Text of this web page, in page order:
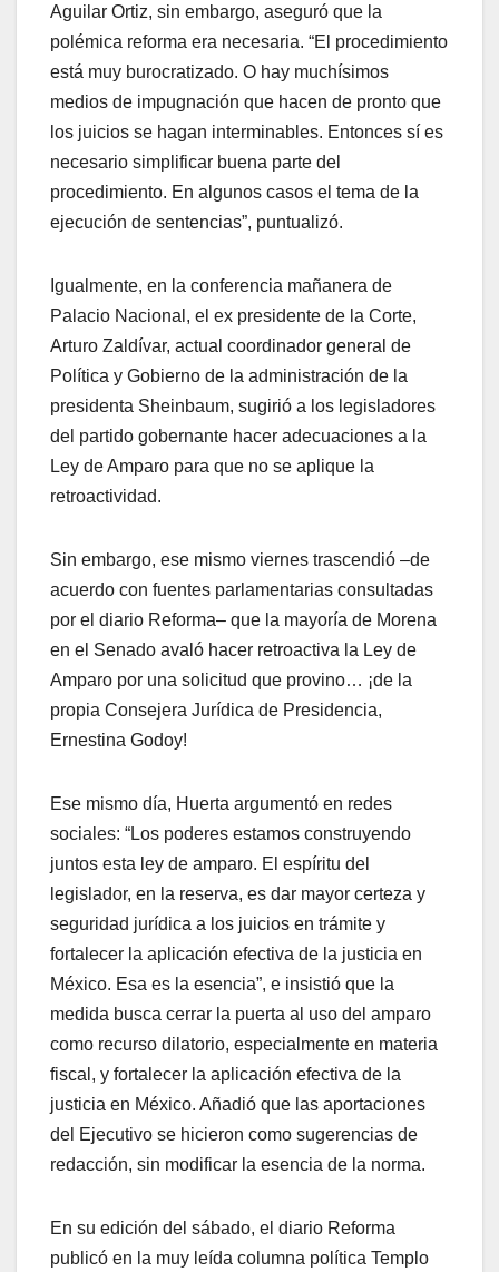
Aguilar Ortiz, sin embargo, aseguró que la
polémica reforma era necesaria. “El procedimiento
está muy burocratizado. O hay muchísimos
medios de impugnación que hacen de pronto que
los juicios se hagan interminables. Entonces sí es
necesario simplificar buena parte del
procedimiento. En algunos casos el tema de la
ejecución de sentencias”, puntualizó.
Igualmente, en la conferencia mañanera de
Palacio Nacional, el ex presidente de la Corte,
Arturo Zaldívar, actual coordinador general de
Política y Gobierno de la administración de la
presidenta Sheinbaum, sugirió a los legisladores
del partido gobernante hacer adecuaciones a la
Ley de Amparo para que no se aplique la
retroactividad.
Sin embargo, ese mismo viernes trascendió –de
acuerdo con fuentes parlamentarias consultadas
por el diario Reforma– que la mayoría de Morena
en el Senado avaló hacer retroactiva la Ley de
Amparo por una solicitud que provino… ¡de la
propia Consejera Jurídica de Presidencia,
Ernestina Godoy!
Ese mismo día, Huerta argumentó en redes
sociales: “Los poderes estamos construyendo
juntos esta ley de amparo. El espíritu del
legislador, en la reserva, es dar mayor certeza y
seguridad jurídica a los juicios en trámite y
fortalecer la aplicación efectiva de la justicia en
México. Esa es la esencia”, e insistió que la
medida busca cerrar la puerta al uso del amparo
como recurso dilatorio, especialmente en materia
fiscal, y fortalecer la aplicación efectiva de la
justicia en México. Añadió que las aportaciones
del Ejecutivo se hicieron como sugerencias de
redacción, sin modificar la esencia de la norma.
En su edición del sábado, el diario Reforma
publicó en la muy leída columna política Templo